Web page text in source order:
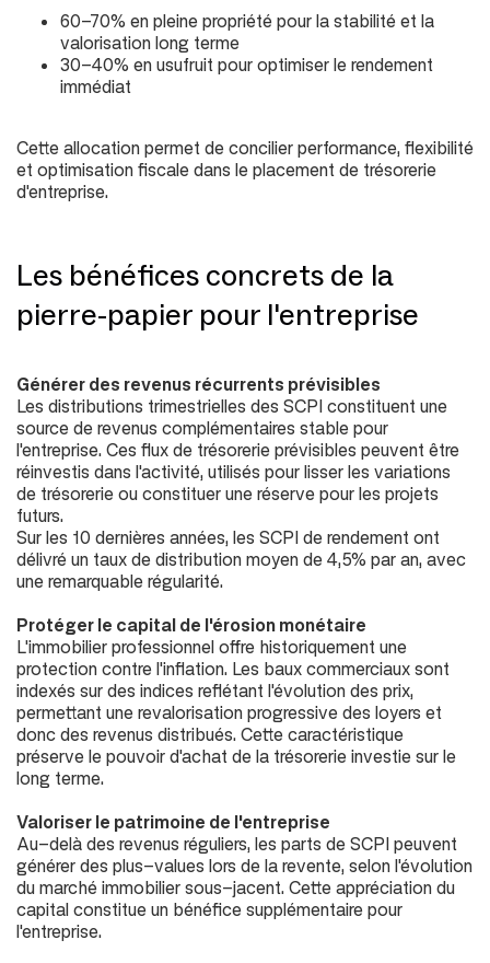
60-70% en pleine propriété pour la stabilité et la
valorisation long terme
30-40% en usufruit pour optimiser le rendement
immédiat
Cette allocation permet de concilier performance, flexibilité
et optimisation fiscale dans le placement de trésorerie
d'entreprise.
Les bénéfices concrets de la
pierre-papier pour l'entreprise
Générer des revenus récurrents prévisibles
Les distributions trimestrielles des SCPI constituent une
source de revenus complémentaires stable pour
l'entreprise. Ces flux de trésorerie prévisibles peuvent être
réinvestis dans l'activité, utilisés pour lisser les variations
de trésorerie ou constituer une réserve pour les projets
futurs.
Sur les 10 dernières années, les SCPI de rendement ont
délivré un taux de distribution moyen de 4,5% par an, avec
une remarquable régularité.
Protéger le capital de l'érosion monétaire
L'immobilier professionnel offre historiquement une
protection contre l'inflation. Les baux commerciaux sont
indexés sur des indices reflétant l'évolution des prix,
permettant une revalorisation progressive des loyers et
donc des revenus distribués. Cette caractéristique
préserve le pouvoir d'achat de la trésorerie investie sur le
long terme.
Valoriser le patrimoine de l'entreprise
Au-delà des revenus réguliers, les parts de SCPI peuvent
générer des plus-values lors de la revente, selon l'évolution
du marché immobilier sous-jacent. Cette appréciation du
capital constitue un bénéfice supplémentaire pour
l'entreprise.